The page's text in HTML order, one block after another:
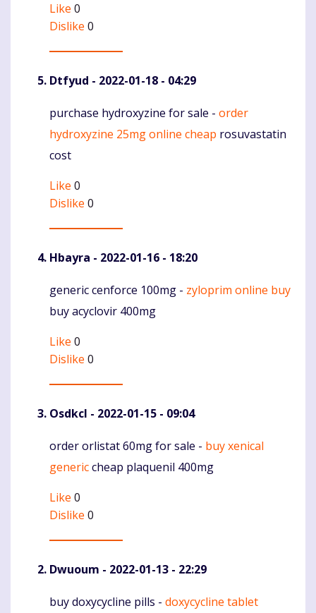
Like 0
Dislike 0
Dtfyud - 2022-01-18 - 04:29
Komentaras
purchase hydroxyzine for sale - order
hydroxyzine 25mg online cheap rosuvastatin
cost
Like 0
Dislike 0
Hbayra - 2022-01-16 - 18:20
Komentaras
generic cenforce 100mg - zyloprim online buy
buy acyclovir 400mg
Like 0
Dislike 0
Osdkcl - 2022-01-15 - 09:04
Komentaras
order orlistat 60mg for sale - buy xenical
genericcheap plaquenil 400mg
Like 0
Dislike 0
Dwuoum - 2022-01-13 - 22:29
Komentaras
buy doxycycline pills - doxycycline tablet